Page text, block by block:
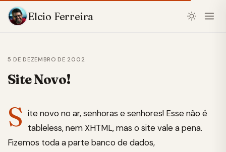
Elcio Ferreira
5 DE DEZEMBRO DE 2002
Site Novo!
S ite novo no ar, senhoras e senhores! Esse não é
tableless, nem XHTML, mas o site vale a pena.
Fizemos toda a parte banco de dados,